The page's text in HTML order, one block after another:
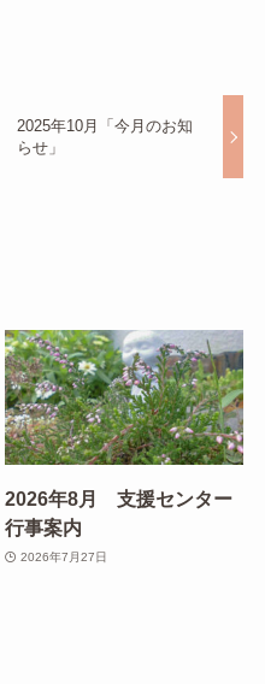
2025年10月「今月のお知
らせ」
2026年8月 支援センター
行事案内
2026年7月27日